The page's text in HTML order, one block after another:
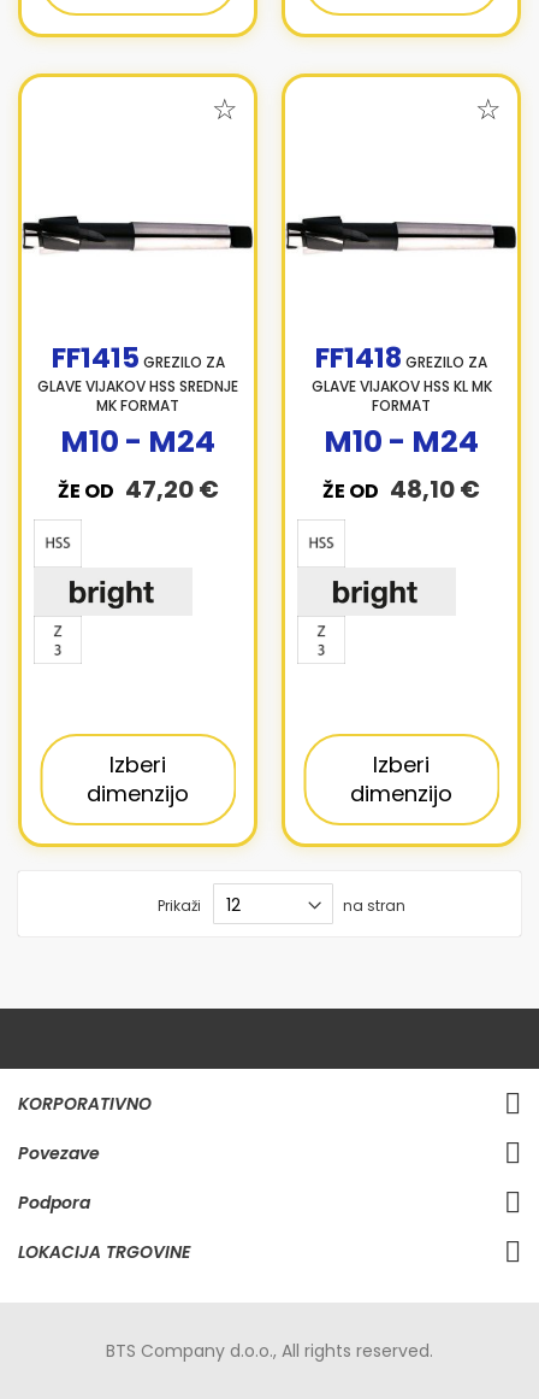
FF1415 GREZILO ZA
GLAVE VIJAKOV HSS SREDNJE
MK FORMAT
ŽE OD 47,20 €
M10 - M24
Izberi
dimenzijo
FF1418 GREZILO ZA
GLAVE VIJAKOV HSS KL MK
FORMAT
ŽE OD 48,10 €
M10 - M24
Izberi
dimenzijo
Prikaži na stran
KORPORATIVNO
Povezave
Podpora
LOKACIJA TRGOVINE
BTS Company d.o.o., All rights reserved.